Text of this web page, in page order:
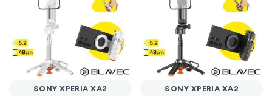
SONY XPERIA XA2 SONY XPERIA XA2